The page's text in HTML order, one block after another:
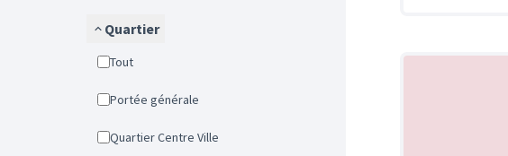
Quartier
Tout
Portée générale
Quartier Centre Ville